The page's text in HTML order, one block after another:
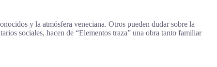
y la atmósfera veneciana. Otros pueden dudar sobre la
sociales, hacen de “Elementos traza” una obra tanto familiar